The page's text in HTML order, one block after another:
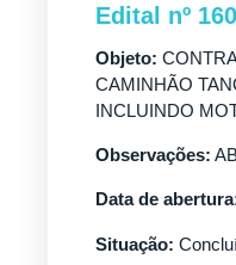
Edital nº
Objeto:
CAMINHÃO
INCLUINDO
Observações:
Data de
Situação: